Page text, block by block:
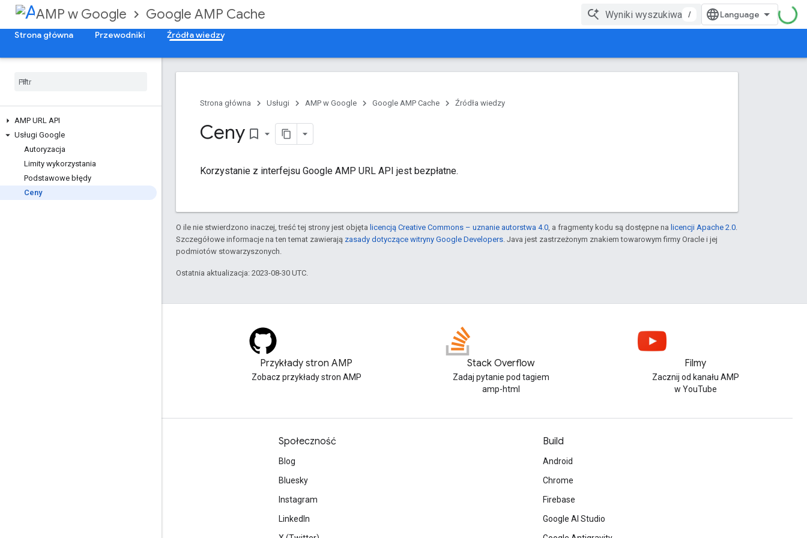
AMP w Google Google AMP Cache
/
Strona główna
Przewodniki Źródła wiedzy
AMP URL API
Usługi Google
Autoryzacja
Limity wykorzystania
Podstawowe błędy
Ceny
Strona główna Usługi AMP w Google Google AMP Cache Źródła wiedzy
Ceny bookmark_border
Korzystanie z interfejsu Google AMP URL API jest bezpłatne.
O ile nie stwierdzono inaczej, treść tej strony jest objęta licencją Creative Commons – uznanie autorstwa 4.0 , a fragmenty kodu są dostępne na licencji Apache 2.0
Szczegółowe informacje na ten temat zawierają zasady dotyczące witryny Google Developers . Java jest zastrzeżonym znakiem towarowym firmy Oracle i jej
podmiotów stowarzyszonych.
Ostatnia aktualizacja: 2023-08-30 UTC.
Przykłady stron AMP
Zobacz przykłady stron AMP
Stack Overflow
Zadaj pytanie pod tagiem
amp-html
Filmy
Zacznij od kanału AMP
w YouTube
Społeczność
Blog
Bluesky
Instagram
LinkedIn
Build
Android
Chrome
Firebase
Google AI Studio